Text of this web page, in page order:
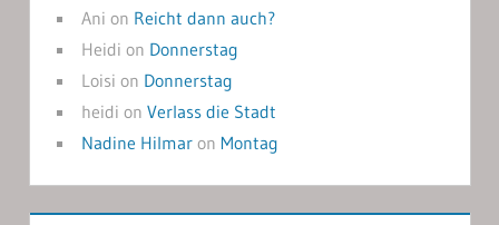
Ani on Reicht dann auch?
Heidi on Donnerstag
Loisi on Donnerstag
heidi on Verlass die Stadt
Nadine Hilmaron Montag